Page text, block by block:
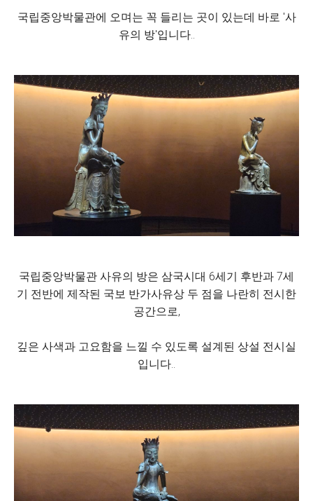
국립중앙박물관에 오며는 꼭 들리는 곳이 있는데 바로 '사
유의 방'입니다..
국립중앙박물관 사유의 방은 삼국시대 6세기 후반과 7세
기 전반에 제작된 국보 반가사유상 두 점을 나란히 전시한
공간으로,
깊은 사색과 고요함을 느낄 수 있도록 설계된 상설 전시실
입니다..